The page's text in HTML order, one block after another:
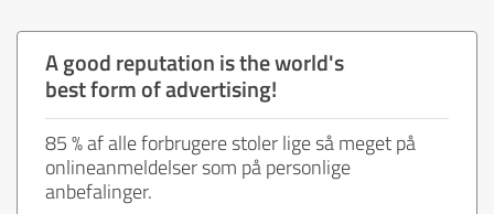
A good reputation is the world's
best form of advertising!
85 % af alle forbrugere stoler lige så meget på
onlineanmeldelser som på personlige
anbefalinger.